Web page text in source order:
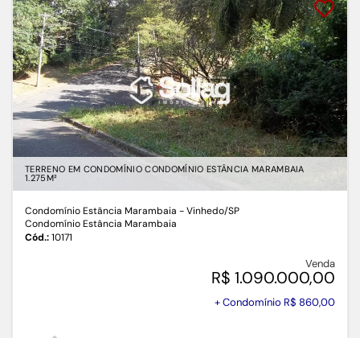
TERRENO EM CONDOMÍNIO CONDOMÍNIO ESTÂNCIA MARAMBAIA
1.275M²
Condomínio Estância Marambaia - Vinhedo/SP
Condomínio Estância Marambaia
Cód.:10171
Venda
R$ 1.090.000,00
+ Condomínio R$ 860,00